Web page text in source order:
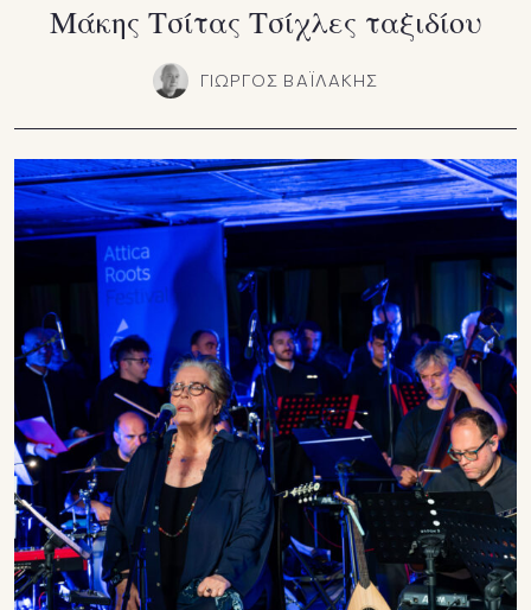
Μάκης Τσίτας Τσίχλες ταξιδίου
ΓΙΩΡΓΟΣ ΒΑΪΛΑΚΗΣ